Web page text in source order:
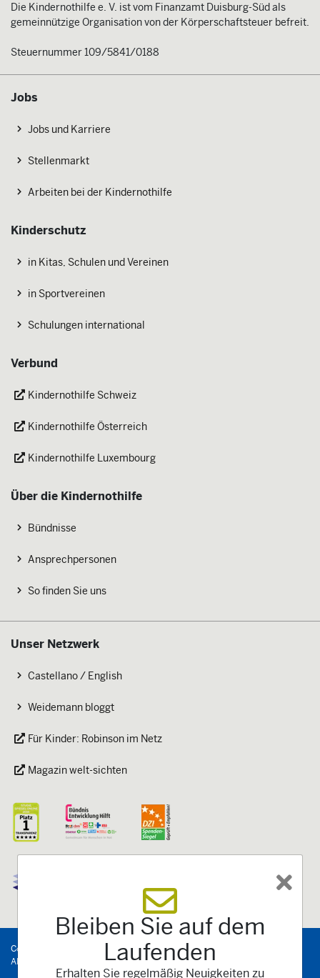
Bleiben Sie auf dem
Laufenden
Erhalten Sie regelmäßig Neuigkeiten zu
Die Kindernothilfe e. V. ist vom Finanzamt Duisburg-Süd als
gemeinnützige Organisation von der Körperschaftsteuer befreit.
Steuernummer 109/5841/0188
Jobs
Jobs und Karriere
Stellenmarkt
Arbeiten bei der Kindernothilfe
Kinderschutz
in Kitas, Schulen und Vereinen
in Sportvereinen
Schulungen international
Verbund
Kindernothilfe Schweiz
Kindernothilfe Österreich
Kindernothilfe Luxembourg
Über die Kindernothilfe
Bündnisse
Ansprechpersonen
So finden Sie uns
Unser Netzwerk
Castellano / English
Weidemann bloggt
Für Kinder: Robinson im Netz
Magazin welt-sichten
Copyright Kindernothilfee.V.-
Alle Rechte vorbehalten.